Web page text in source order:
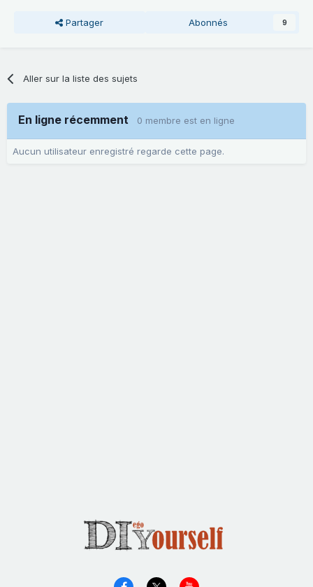
Partager Abonnés 9
Aller sur la liste des sujets
En ligne récemment 0 membre est en ligne
Aucun utilisateur enregistré regarde cette page.